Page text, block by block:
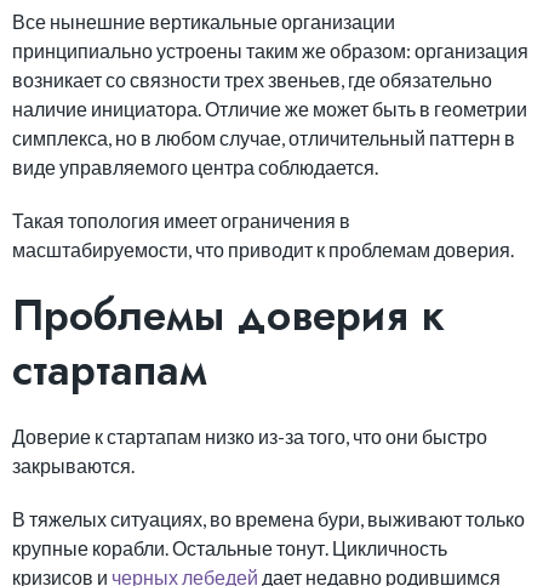
Все нынешние вертикальные организации
принципиально устроены таким же образом: организация
возникает со связности трех звеньев, где обязательно
наличие инициатора. Отличие же может быть в геометрии
симплекса, но в любом случае, отличительный паттерн в
виде управляемого центра соблюдается.
Такая топология имеет ограничения в
масштабируемости, что приводит к проблемам доверия.
Проблемы доверия к
стартапам
Доверие к стартапам низко из-за того, что они быстро
закрываются.
В тяжелых ситуациях, во времена бури, выживают только
крупные корабли. Остальные тонут. Цикличность
кризисов и черных лебедей дает недавно родившимся